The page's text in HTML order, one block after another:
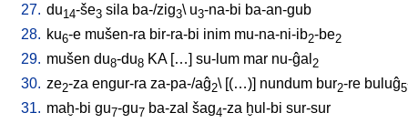
27. du14-še3 sila ba-/zig3\ u3-na-bi ba-an-gub
28. ku6-e mušen-ra bir-ra-bi inim mu-na-ni-ib2-be2
29. mušen du8-du8 KA[…] su-lum mar nu-ĝal 2
30. ze2-za engur-ra za-pa-/aĝ2\ [(…)] nundum bur2-re buluĝ5
31. maḫ-bi gu7-gu7 ba-zal šag4-za ḫul-bi sur-sur